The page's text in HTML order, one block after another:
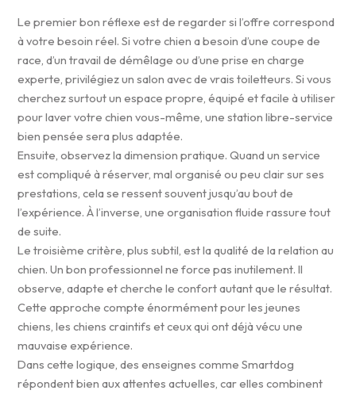
Le premier bon réflexe est de regarder si l’offre correspond
à votre besoin réel. Si votre chien a besoin d’une coupe de
race, d’un travail de démêlage ou d’une prise en charge
experte, privilégiez un salon avec de vrais toiletteurs. Si vous
cherchez surtout un espace propre, équipé et facile à utiliser
pour laver votre chien vous-même, une station libre-service
bien pensée sera plus adaptée.
Ensuite, observez la dimension pratique. Quand un service
est compliqué à réserver, mal organisé ou peu clair sur ses
prestations, cela se ressent souvent jusqu’au bout de
l’expérience. À l’inverse, une organisation fluide rassure tout
de suite.
Le troisième critère, plus subtil, est la qualité de la relation au
chien. Un bon professionnel ne force pas inutilement. Il
observe, adapte et cherche le confort autant que le résultat.
Cette approche compte énormément pour les jeunes
chiens, les chiens craintifs et ceux qui ont déjà vécu une
mauvaise expérience.
Dans cette logique, des enseignes comme Smartdog
répondent bien aux attentes actuelles, car elles combinent